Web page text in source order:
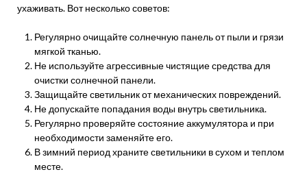
ухаживать. Вот несколько советов:
Регулярно очищайте солнечную панель от пыли и грязи
мягкой тканью.
Не используйте агрессивные чистящие средства для
очистки солнечной панели.
Защищайте светильник от механических повреждений.
Не допускайте попадания воды внутрь светильника.
Регулярно проверяйте состояние аккумулятора и при
необходимости заменяйте его.
В зимний период храните светильники в сухом и теплом
месте.